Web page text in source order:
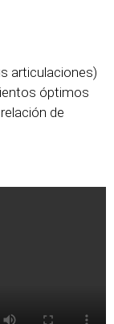
articulaciones)
óptimos
de